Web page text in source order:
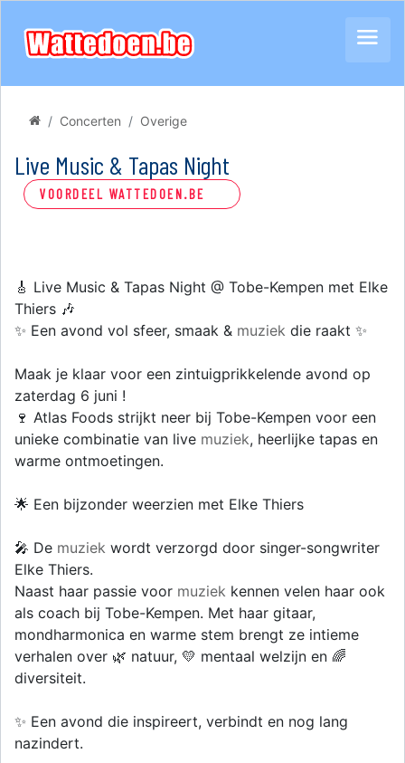
Concerten Overige
Live Music & Tapas Night
VOORDEEL WATTEDOEN.BE
🎸 Live Music & Tapas Night @ Tobe-Kempen met Elke
Thiers 🎶
✨ Een avond vol sfeer, smaak & muziek die raakt ✨
Maak je klaar voor een zintuigprikkelende avond op
zaterdag 6 juni !
🍷 Atlas Foods strijkt neer bij Tobe-Kempen voor een
unieke combinatie van live muziek, heerlijke tapas en
warme ontmoetingen.
🌟 Een bijzonder weerzien met Elke Thiers
🎤 De muziek wordt verzorgd door singer-songwriter
Elke Thiers.
Naast haar passie voor muziek kennen velen haar ook
als coach bij Tobe-Kempen. Met haar gitaar,
mondharmonica en warme stem brengt ze intieme
verhalen over 🌿 natuur, 💛 mentaal welzijn en 🌈
diversiteit.
✨ Een avond die inspireert, verbindt en nog lang
nazindert.